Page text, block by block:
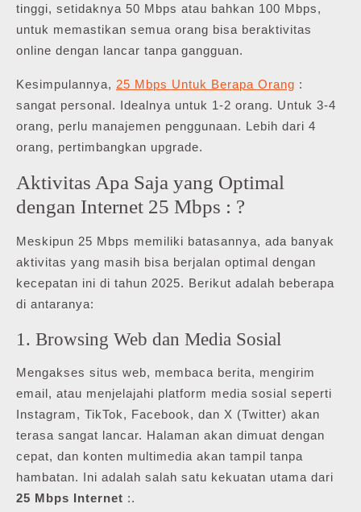
tinggi, setidaknya 50 Mbps atau bahkan 100 Mbps,
untuk memastikan semua orang bisa beraktivitas
online dengan lancar tanpa gangguan.
Kesimpulannya, 25 Mbps Untuk Berapa Orang :
sangat personal. Idealnya untuk 1-2 orang. Untuk 3-4
orang, perlu manajemen penggunaan. Lebih dari 4
orang, pertimbangkan upgrade.
Aktivitas Apa Saja yang Optimal
dengan Internet 25 Mbps : ?
Meskipun 25 Mbps memiliki batasannya, ada banyak
aktivitas yang masih bisa berjalan optimal dengan
kecepatan ini di tahun 2025. Berikut adalah beberapa
di antaranya:
1. Browsing Web dan Media Sosial
Mengakses situs web, membaca berita, mengirim
email, atau menjelajahi platform media sosial seperti
Instagram, TikTok, Facebook, dan X (Twitter) akan
terasa sangat lancar. Halaman akan dimuat dengan
cepat, dan konten multimedia akan tampil tanpa
hambatan. Ini adalah salah satu kekuatan utama dari
25 Mbps Internet :.